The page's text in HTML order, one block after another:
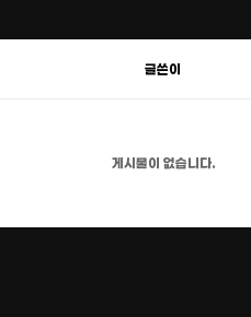
글쓴이
게시물이 없습니다.